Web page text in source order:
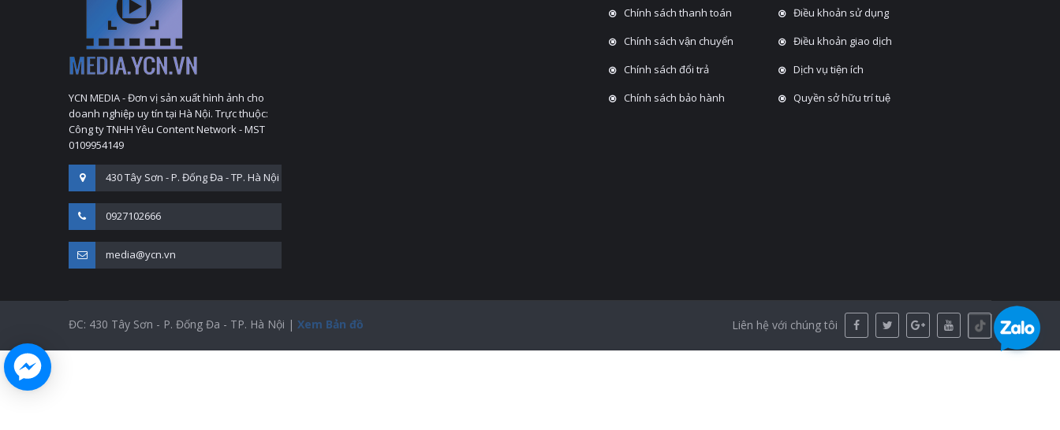
YCN MEDIA - Đơn vị sản xuất hình ảnh cho
doanh nghiệp uy tín tại Hà Nội. Trực thuộc:
Công ty TNHH Yêu Content Network - MST
0109954149
430 Tây Sơn - P. Đống Đa - TP. Hà Nội
0927102666
media@ycn.vn
Chính sách thanh toán
Chính sách vận chuyển
Chính sách đổi trả
Chính sách bảo hành
Điều khoản sử dụng
Điều khoản giao dịch
Dịch vụ tiện ích
Quyền sở hữu trí tuệ
ĐC: 430 Tây Sơn - P. Đống Đa - TP. Hà Nội | Xem Bản đồ Liên hệ với chúng tôi